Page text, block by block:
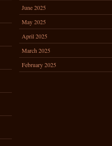
June 2025
May 2025
April 2025
March 2025
February 2025